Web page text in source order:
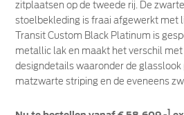
zitplaatsen op de tweede rij. De
stoelbekleding is fraai afgewerkt met
Transit Custom Black Platinum is
metallic lak en maakt het verschil met
designdetails waaronder de glasslook
matzwarte striping en de eveneens
1